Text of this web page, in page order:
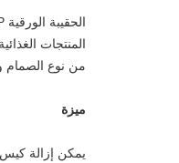
المنتجات
من نوع الصمام
ميزة
يمكن إزالة كيس PE من الكيس الورقي.